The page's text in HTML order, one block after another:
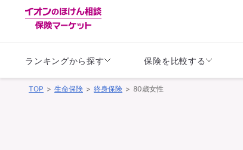
ランキングから探す 保険を比較する
TOP 生命保険 終身保険 80歳女性